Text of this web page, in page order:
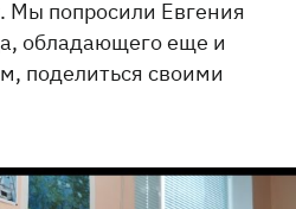
Мы попросили Евгения
обладающего еще и
поделиться своими